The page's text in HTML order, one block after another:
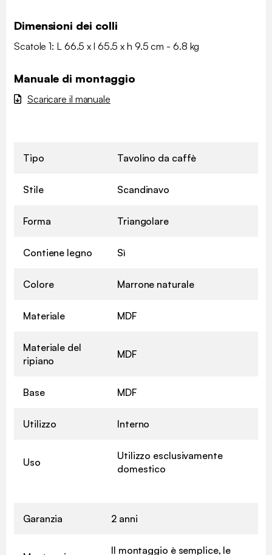
Dimensioni dei colli
Scatole 1: L 66.5 x l 65.5 x h 9.5 cm - 6.8 kg
Manuale di montaggio
Scaricare il manuale
Tipo Tavolino da caffè
Stile Scandinavo
Forma Triangolare
Contiene legno Sì
Colore Marrone naturale
Materiale MDF
Materiale del
ripiano
MDF
Base MDF
Utilizzo Interno
Uso
Utilizzo esclusivamente
domestico
Garanzia 2 anni
Il montaggio è semplice, le